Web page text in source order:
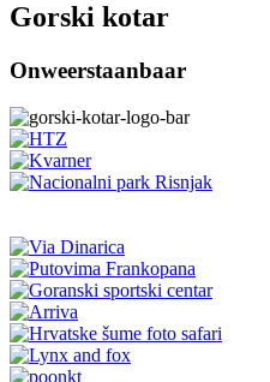
Gorski kotar
Onweerstaanbaar